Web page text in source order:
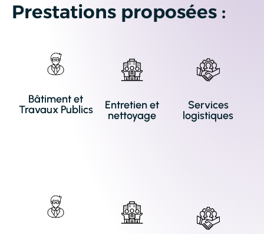
Prestations proposées :
Bâtiment et
Travaux Publics
Entretien et
nettoyage
Services
logistiques